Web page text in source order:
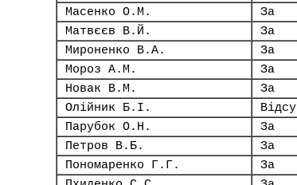
Масенко О.М.
За
Матвєєв В.Й.
За
Мироненко В.А.
За
Мороз А.М.
За
Новак В.М.
За
Олійник Б.І.
Парубок О.Н.
За
Петров В.Б.
За
Пономаренко Г.Г.
За